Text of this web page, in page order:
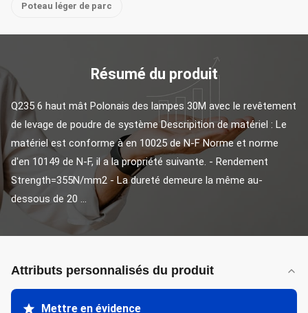
Poteau léger de parc
Résumé du produit
Q235 6 haut mât Polonais des lampes 30M avec le revêtement
de levage de poudre de système Descripition de matériel : Le
matériel est conforme à en 10025 de N-F Norme et norme
d'en 10149 de N-F, il a la propriété suivante. - Rendement
Strength=355N/mm2 - La dureté demeure la même au-
dessous de 20 ...
Attributs personnalisés du produit
Mettre en évidence